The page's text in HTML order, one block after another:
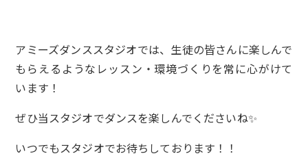
アミーズダンススタジオでは、生徒の皆さんに楽しんで
もらえるようなレッスン・環境づくりを常に心がけて
います！
ぜひ当スタジオでダンスを楽しんでくださいね✨
いつでもスタジオでお待ちしております！！